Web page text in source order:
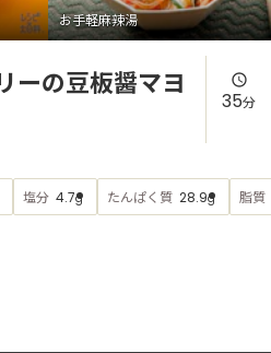
お手軽麻辣湯
ーの豆板醤マヨ
35分
塩分 4.7g たんぱく質 28.9g 脂質